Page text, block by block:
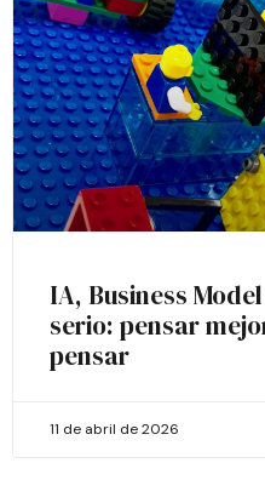
IA, Business
serio: pensar
pensar
11 de abril de 2026